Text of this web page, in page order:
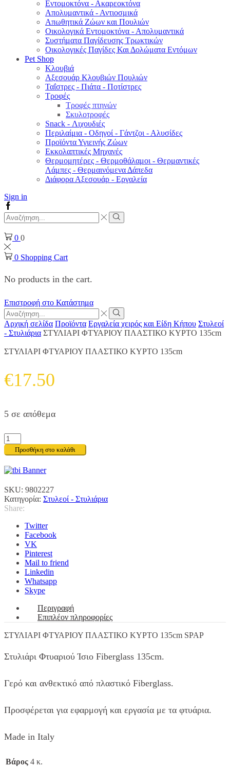
Εντομοκτόνα - Ακαρεοκτόνα
Απολυμαντικά - Αντιοσμικά
Απωθητικά Ζώων και Πουλιών
Οικολογικά Εντομοκτόνα - Απολυμαντικά
Συστήματα Παγίδευσης Τρωκτικών
Οικολογικές Παγίδες Και Δολώματα Εντόμων
Pet Shop
Κλουβιά
Αξεσουάρ Κλουβιών Πουλιών
Ταΐστρες - Πιάτα - Ποτίστρες
Τροφές
Τροφές πτηνών
Σκυλοτροφές
Snack - Λιχουδιές
Περιλαίμια - Οδηγοί - Γάντζοι - Αλυσίδες
Προϊόντα Υγιεινής Ζώων
Εκκολαπτικές Μηχανές
Θερμομητέρες - Θερμοθάλαμοι - Θερμαντικές
Λάμπες - Θερμαινόμενα Δάπεδα
Διάφορα Αξεσουάρ - Εργαλεία
Sign in
Facebook
Search
input
Search
0 0
0 Shopping Cart
No products in the cart.
Επιστροφή στο Κατάστημα
Search
input
Search
Αρχική σελίδα Προϊόντα Εργαλεία χειρός και Είδη Κήπου Στυλεοί
- Στυλιάρια ΣΤΥΛΙΑΡΙ ΦΤΥΑΡΙΟΥ ΠΛΑΣΤΙΚΟ ΚΥΡΤΟ 135cm
ΣΤΥΛΙΑΡΙ ΦΤΥΑΡΙΟΥ ΠΛΑΣΤΙΚΟ ΚΥΡΤΟ 135cm
€17.50
5 σε απόθεμα
ΣΤΥΛΙΑΡΙ
ΦΤΥΑΡΙΟΥ
ΠΛΑΣΤΙΚΟ
ΚΥΡΤΟ
135cm
Προσθήκη στο καλάθι
SKU: 9802227
Κατηγορία: Στυλεοί - Στυλιάρια
Share:
Twitter
Facebook
VK
Pinterest
Mail to friend
Linkedin
Whatsapp
Skype
Περιγραφή
Επιπλέον πληροφορίες
ΣΤΥΛΙΑΡΙ ΦΤΥΑΡΙΟΥ ΠΛΑΣΤΙΚΟ ΚΥΡΤΟ 135cm SPAP
Στυλιάρι Φτυαριού Ίσιο Fiberglass 135cm.
Γερό και ανθεκτικό από πλαστικό Fiberglass.
Προσφέρεται για εφαρμογή και εργασία με τα φτυάρια.
Made in Italy
Βάρος 4 κ.